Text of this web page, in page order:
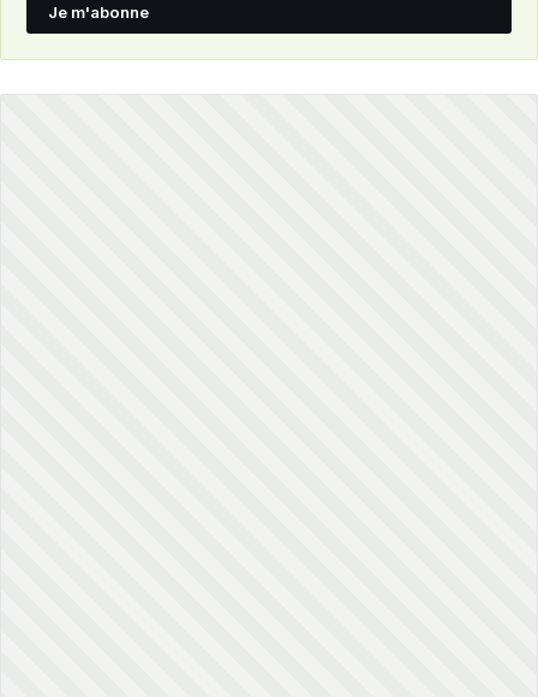
Je m'abonne